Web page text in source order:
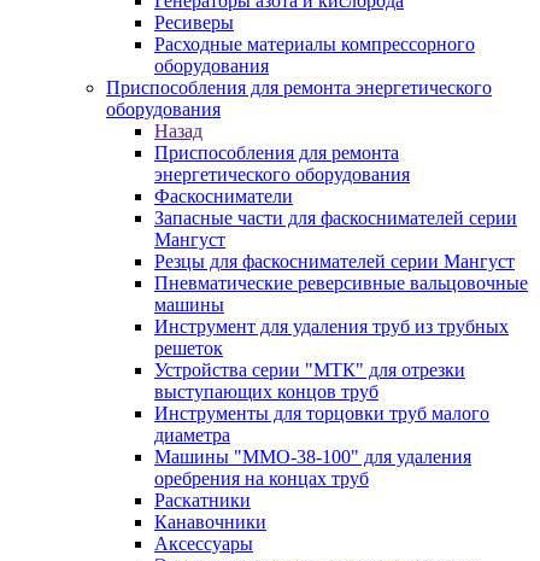
Ресиверы
Расходные материалы компрессорного
оборудования
Приспособления для ремонта энергетического
оборудования
Назад
Приспособления для ремонта
энергетического оборудования
Фаскосниматели
Запасные части для фаскоснимателей серии
Мангуст
Резцы для фаскоснимателей серии Мангуст
Пневматические реверсивные вальцовочные
машины
Инструмент для удаления труб из трубных
решеток
Устройства серии "МТК" для отрезки
выступающих концов труб
Инструменты для торцовки труб малого
диаметра
Машины "ММО-38-100" для удаления
оребрения на концах труб
Раскатники
Канавочники
Аксессуары